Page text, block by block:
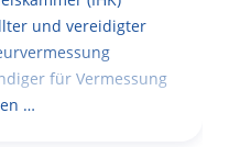
und vereidigter
für Vermessung
…